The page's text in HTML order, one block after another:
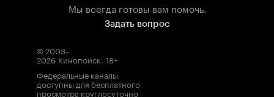
Мы всегда готовы вам помочь.
Задать вопрос
© 2003–
2026 Кинопоиск. 18+
Федеральные каналы
доступны для бесплатного
просмотра круглосуточно